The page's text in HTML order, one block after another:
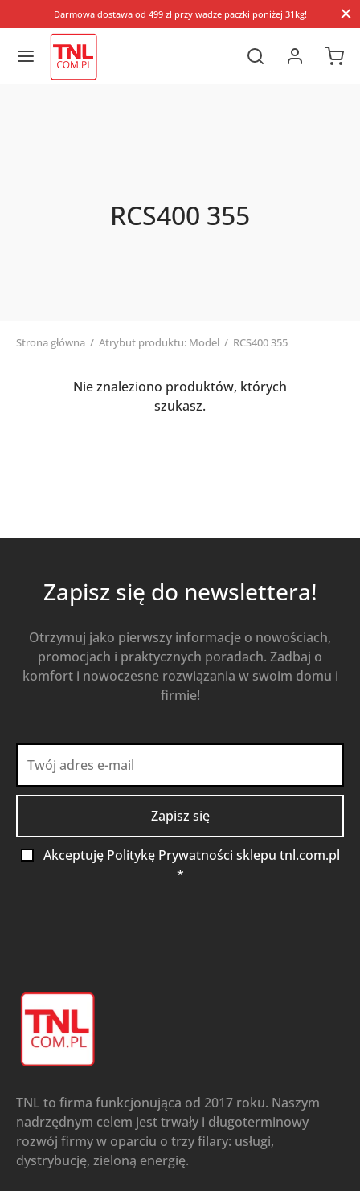
Darmowa dostawa od 499 zł przy wadze paczki poniżej 31kg!
RCS400 355
Strona główna / Atrybut produktu: Model / RCS400 355
Nie znaleziono produktów, których
szukasz.
Zapisz się do newslettera!
Otrzymuj jako pierwszy informacje o nowościach,
promocjach i praktycznych poradach. Zadbaj o
komfort i nowoczesne rozwiązania w swoim domu i
firmie!
Akceptuję Politykę Prywatności sklepu tnl.com.pl
*
TNL to firma funkcjonująca od 2017 roku. Naszym
nadrzędnym celem jest trwały i długoterminowy
rozwój firmy w oparciu o trzy filary: usługi,
dystrybucję, zieloną energię.